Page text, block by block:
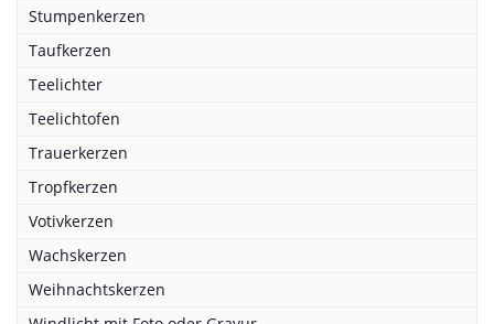
Stumpenkerzen
Taufkerzen
Teelichter
Teelichtofen
Trauerkerzen
Tropfkerzen
Votivkerzen
Wachskerzen
Weihnachtskerzen